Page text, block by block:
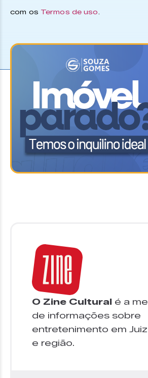
com os Termos de uso.
O Zine Cultural é a
de informações sobre
entretenimento em
e região.